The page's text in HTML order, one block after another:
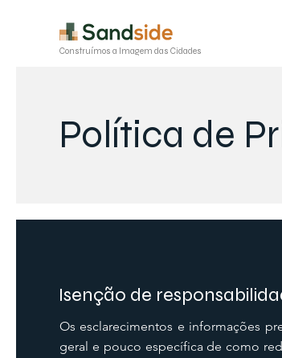
Construímos a Imagem das Cidades
Política de
Isenção de
Os esclarecimentos e informações
geral e pouco específica de como